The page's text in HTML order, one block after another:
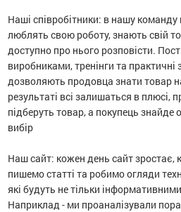
Наші співробітники: в нашу
люблять свою роботу, знають свій
доступно про нього розповісти.
виробниками, тренінги та практичні
дозволяють продовца знати товар
результаті всі залишаться в плюсі,
підберуть товар, а покупець
вибір
Наш сайт: кожен день сайт зростає,
пишемо статті та робимо огляди
які будуть не тільки
Наприклад - ми проаналізували